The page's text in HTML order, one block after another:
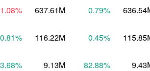
% 637.61M 0.79%
0.81% 116.22M 0.45%
% 9.13M 82.88%